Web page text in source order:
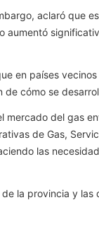
aclaró que
aumentó
en países
cómo se
mercado del gas
de Gas,
las
la provincia y las